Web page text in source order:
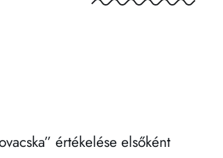
értékelése elsőként